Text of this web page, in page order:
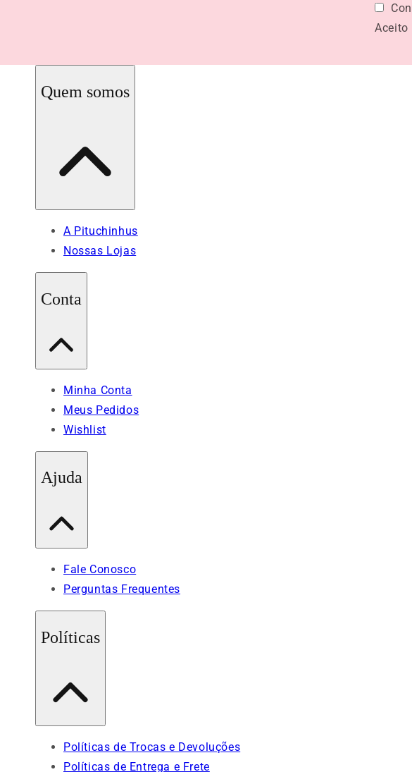
Aceito
Quem somos
A Pituchinhus
Nossas Lojas
Conta
Minha Conta
Meus Pedidos
Wishlist
Ajuda
Fale Conosco
Perguntas Frequentes
Políticas
Políticas de Trocas e Devoluções
Políticas de Entrega e Frete